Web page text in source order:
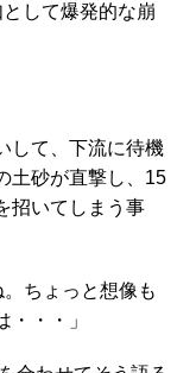
して爆発的な崩
して、下流に待機
土砂が直撃し、15
招いてしまう事
ちょっと想像も
・・」